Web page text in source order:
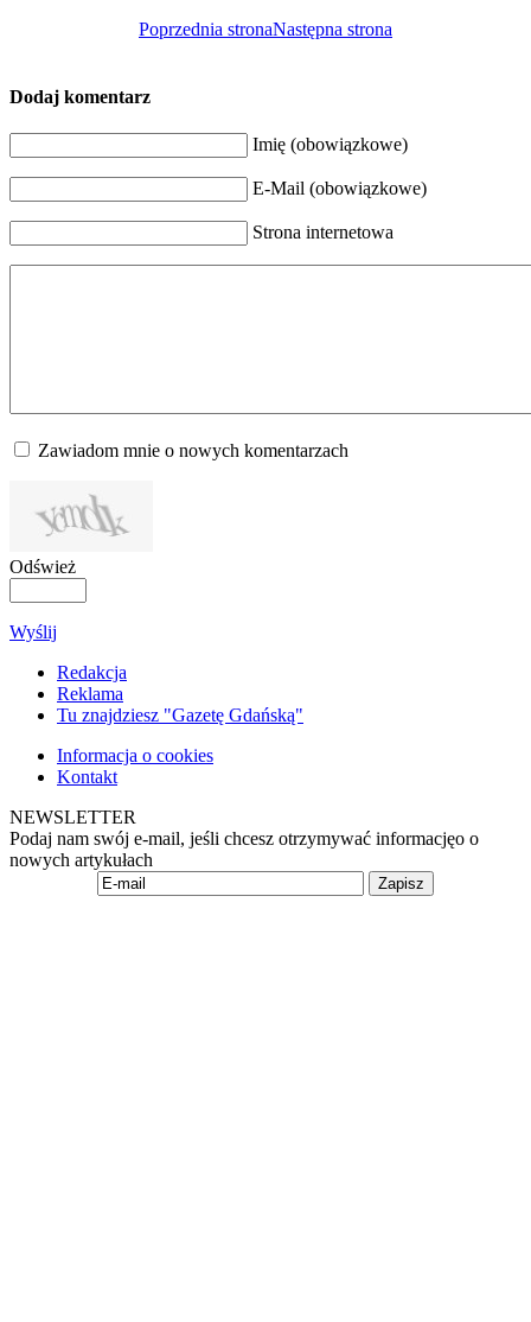
Poprzednia stronaNastępna strona
Dodaj komentarz
Imię (obowiązkowe)
E-Mail (obowiązkowe)
Strona internetowa
Zawiadom mnie o nowych komentarzach
Odśwież
Wyślij
Redakcja
Reklama
Tu znajdziesz "Gazetę Gdańską"
Informacja o cookies
Kontakt
NEWSLETTER
Podaj nam swój e-mail, jeśli chcesz otrzymywać informacjęo o
nowych artykułach
Zapisz